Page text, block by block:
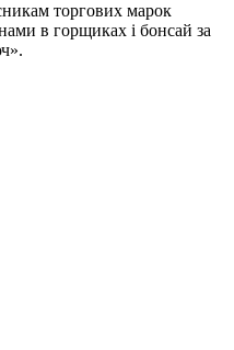
торгових марок
в горщиках і бонсай за